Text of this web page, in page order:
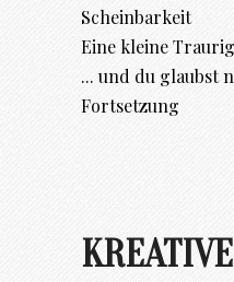
Scheinbarkeit
Eine kleine
... und du glaubst
Fortsetzung
KREATIVE